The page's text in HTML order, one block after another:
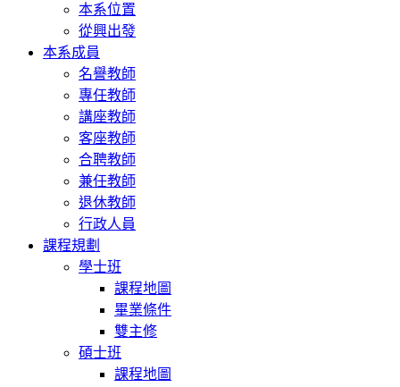
本系位置
從興出發
本系成員
名譽教師
專任教師
講座教師
客座教師
合聘教師
兼任教師
退休教師
行政人員
課程規劃
學士班
課程地圖
畢業條件
雙主修
碩士班
課程地圖